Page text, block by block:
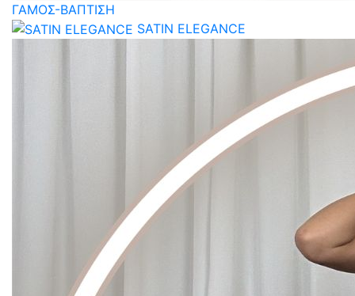
ΓΑΜΟΣ-ΒΑΠΤΙΣΗ
SATIN ELEGANCE